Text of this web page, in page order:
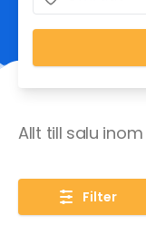
Allt till salu inom
Filter